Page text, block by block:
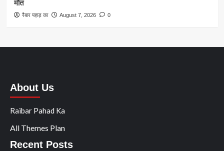
मौत
रैबार पहाड़ का August 7, 2026 0
About Us
Raibar Pahad Ka
All Themes Plan
Recent Posts